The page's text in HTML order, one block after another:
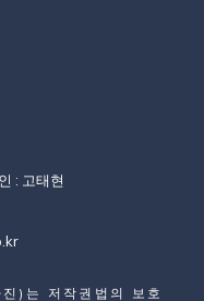
: 고태현
)는 저작권법의 보호